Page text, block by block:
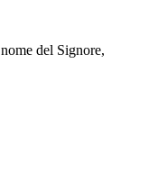
del Signore,